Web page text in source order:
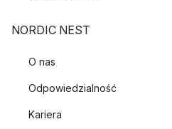
NORDIC NEST
O nas
Odpowiedzialność
Kariera